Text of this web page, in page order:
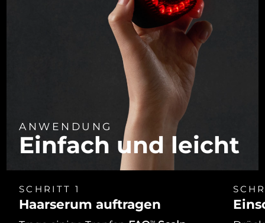
ANWENDUNG
Einfach und leicht
SCHRITT 1
Haarserum auftragen
TM